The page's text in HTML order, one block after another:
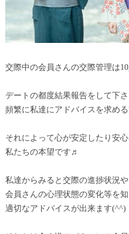
交際中の会員さんの交際管理は
デートの都度結果報告をして下さ
頻繁に私達にアドバイスを求め
それによって心が安定したり安
私たちの本望です♬
私達からみると交際の進捗状況や
会員さんの心理状態の変化等を
適切なアドバイスが出来ます(^^)